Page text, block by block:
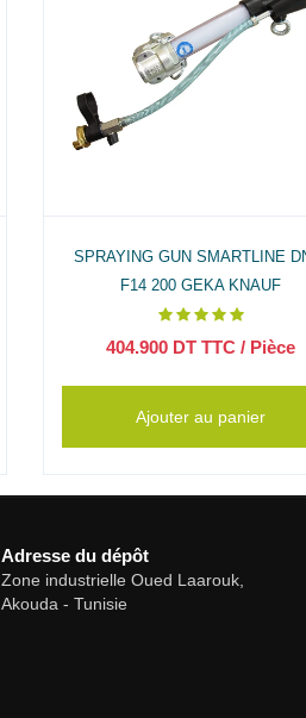
SPRAYING GUN SMARTLINE
F14 200 GEKA KNAUF
404.900 DT TTC / Pièce
Ajouter au panier
Adresse du dépôt
Zone industrielle Oued Laarouk,
Akouda - Tunisie